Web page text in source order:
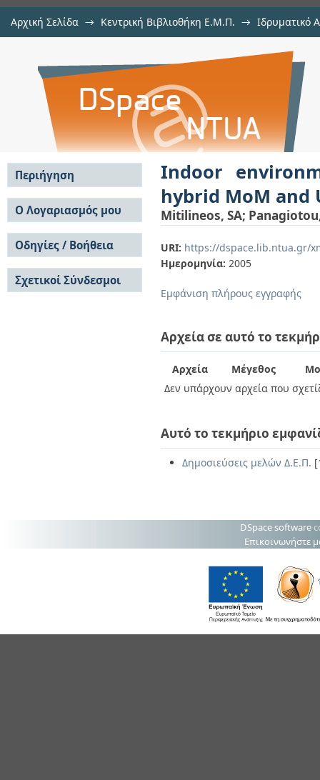
Αρχική Σελίδα → Κεντρική Βιβλιοθήκη Ε.Μ.Π. → Ιδρυματικό
Indoor environments
electromagnetic method
Indoor
hybrid MoM and
Mitilineos, SA;
URI: https://dspace.lib.ntua.gr/
Ημερομηνία: 2005
Εμφάνιση πλήρους εγγραφής
Αρχεία σε αυτό το
Αρχεία Μέγεθος
Δεν υπάρχουν αρχεία που
Αυτό το τεκμήριο
Δημοσιεύσεις μελών Δ.Ε.Π.
Περιήγηση
Σε όλο το DSpace
Κοινότητες & Συλλογές
Ανά Ημερομηνία
Έκδοσης
Συγγραφείς
Τίτλοι
Θέματα
Ο Λογαριασμός μου
Σύνδεση
Εγγραφή
Οδηγίες / Βοήθεια
Οδηγίες Υποβολής
Οδηγίες Χρήσης ΙΑ
Συχνές Ερωτήσεις
Σχετικοί Σύνδεσμοι
DSpace software
Επικοινωνήστε